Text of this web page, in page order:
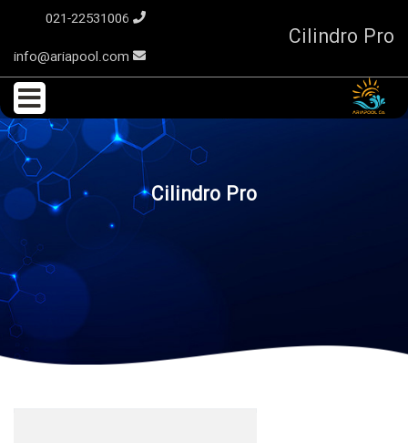
Cilindro Pro
Cilindro Pro